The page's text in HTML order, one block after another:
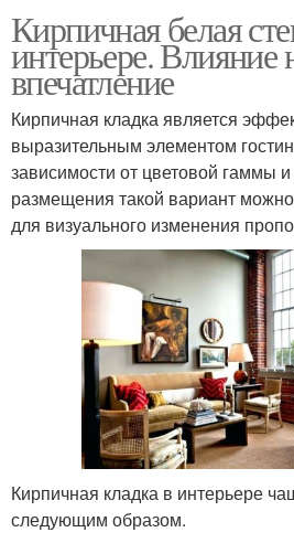
Кирпичная белая
интерьере. Влияние
впечатление
Кирпичная кладка является
выразительным элементом
зависимости от цветовой гаммы и
размещения такой вариант
для визуального изменения
Кирпичная кладка в интерьере
следующим образом.